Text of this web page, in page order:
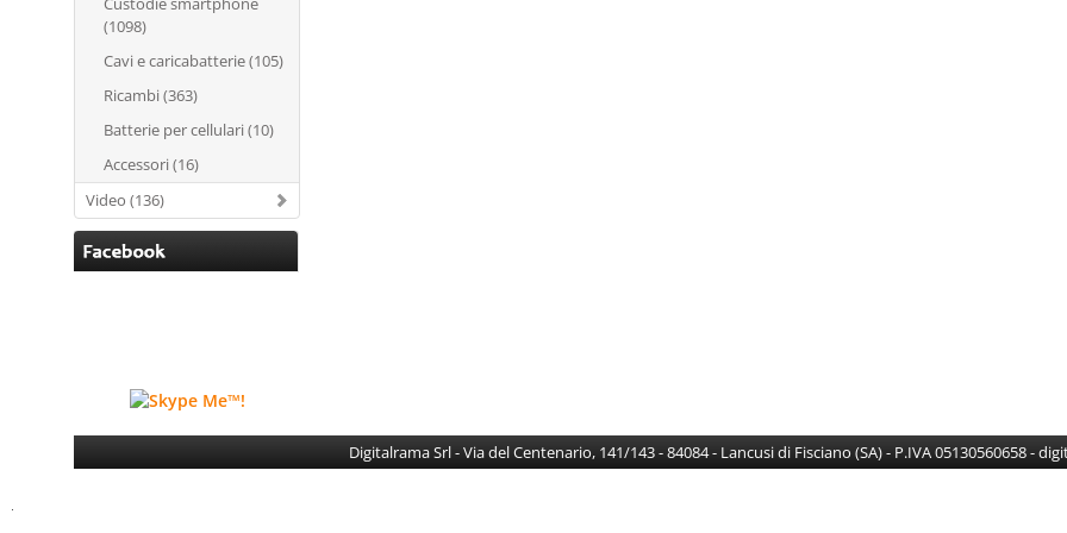
(1098)
Cavi e caricabatterie (105)
Ricambi (363)
Batterie per cellulari (10)
Accessori (16)
Video (136)
Digitalrama Srl - Via del Centenario, 141/143 - 84084 - Lancusi di Fisciano (SA) - P.IVA 05130560658 -